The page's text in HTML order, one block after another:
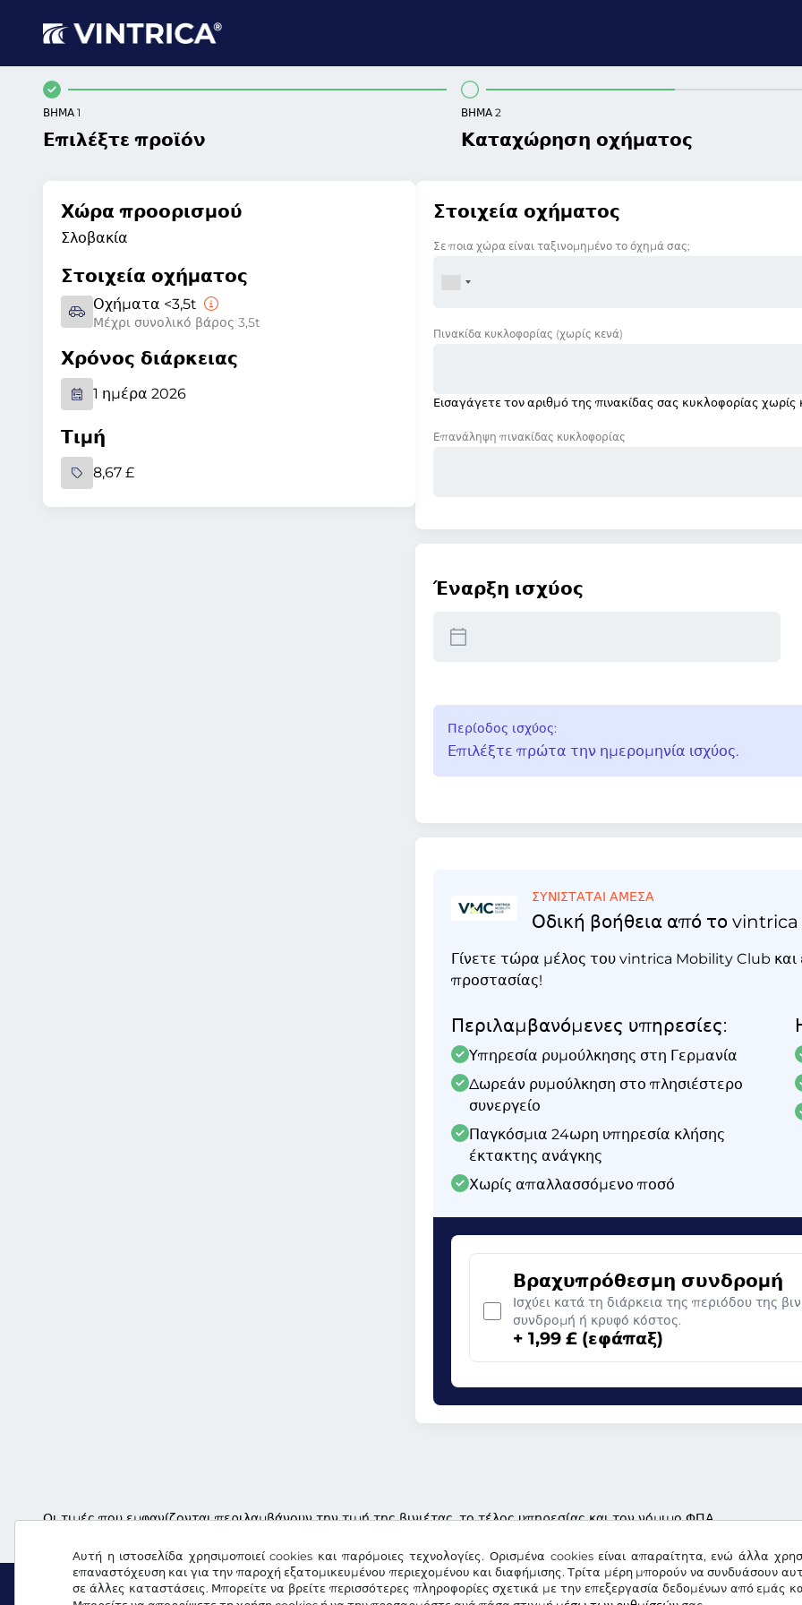
Αυτή η ιστοσελίδα χρησιμοποιεί cookies και παρόμοιες τεχνολογίες. Ορισμένα cookies είναι απαραίτητα, ενώ άλλα
επαναστόχευση και για την παροχή εξατομικευμένου περιεχομένου και διαφήμισης. Τρίτα μέρη μπορούν να συνδυάσουν
σε άλλες καταστάσεις. Μπορείτε να βρείτε περισσότερες πληροφορίες σχετικά με την επεξεργασία δεδομένων από εμάς
ΒΉΜΑ 1
Επιλέξτε προϊόν
ΒΉΜΑ 2
Καταχώρηση οχήματος
Χώρα προορισμού
Σλοβακία
Στοιχεία οχήματος
Οχήματα <3,5t
Μέχρι συνολικό βάρος 3,5t
Χρόνος διάρκειας
1 ημέρα 2026
Τιμή
8,67 £
Στοιχεία οχήματος
Σε ποια χώρα είναι ταξινομημένο το όχημά σας;
Πινακίδα κυκλοφορίας (χωρίς κενά)
Εισαγάγετε τον αριθμό της πινακίδας σας κυκλοφορίας χωρίς
Επανάληψη πινακίδας κυκλοφορίας
Έναρξη ισχύος
Περίοδος ισχύος:
Επιλέξτε πρώτα την ημερομηνία ισχύος.
ΣΥΝΙΣΤΑΤΑΙ ΑΜΕΣΑ
Οδική βοήθεια από το
Γίνετε τώρα μέλος του vintrica Mobility Club και
προστασίας!
Περιλαμβανόμενες υπηρεσίες:
Υπηρεσία ρυμούλκησης στη Γερμανία
Δωρεάν ρυμούλκηση στο πλησιέστερο
συνεργείο
Παγκόσμια 24ωρη υπηρεσία κλήσης
έκτακτης ανάγκης
Χωρίς απαλλασσόμενο ποσό
Βραχυπρόθεσμη συνδρομή
Ισχύει κατά τη διάρκεια της περιόδου της
συνδρομή ή κρυφό κόστος.
+ 1,99 £ (εφάπαξ)
Οι τιμές που εμφανίζονται περιλαμβάνουν την τιμή της βινιέτας, το τέλος υπηρεσίας και τον νόμιμο ΦΠΑ